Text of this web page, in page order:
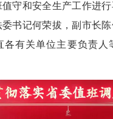
守和安全生产工作进
书记何荣拔，副市长
各有关单位主要负责人